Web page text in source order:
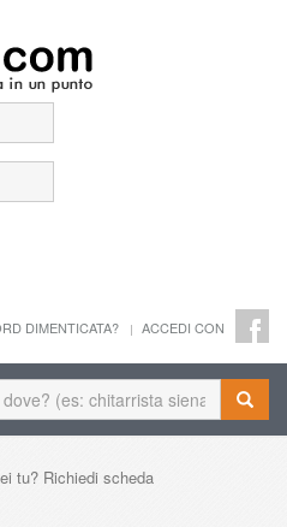
DIMENTICATA? ACCEDI CON
tu? Richiedi scheda